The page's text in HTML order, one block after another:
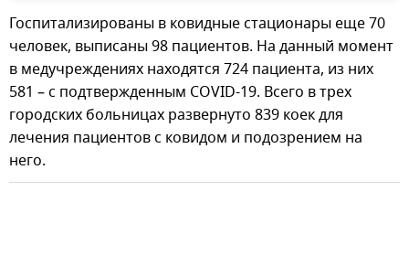
Госпитализированы в ковидные стационары еще 70
человек, выписаны 98 пациентов. На данный момент
в медучреждениях находятся 724 пациента, из них
581 – с подтвержденным COVID-19. Всего в трех
городских больницах развернуто 839 коек для
лечения пациентов с ковидом и подозрением на
него.